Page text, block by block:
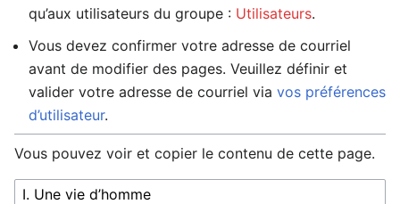
qu’aux utilisateurs du groupe : Utilisateurs.
Vous devez confirmer votre adresse de courriel
avant de modifier des pages. Veuillez définir et
valider votre adresse de courriel via vos préférences
d’utilisateur.
Vous pouvez voir et copier le contenu de cette page.